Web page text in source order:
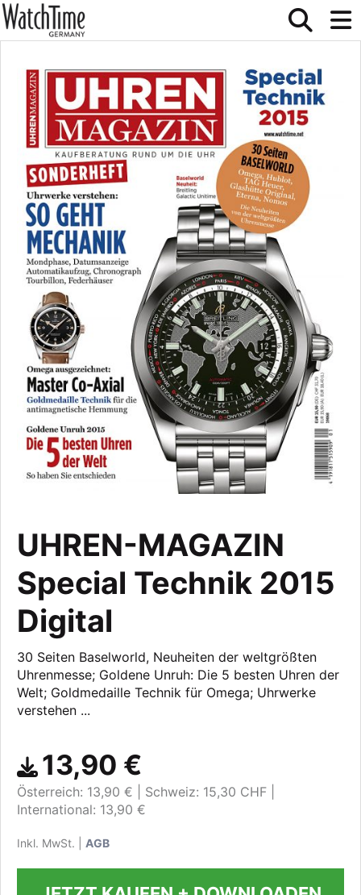
UHREN-MAGAZIN
Special Technik 2015
Digital
30 Seiten Baselworld, Neuheiten der weltgrößten
Uhrenmesse; Goldene Unruh: Die 5 besten Uhren der
Welt; Goldmedaille Technik für Omega; Uhrwerke
verstehen ...
13,90 €
Österreich: 13,90 €
Schweiz: 15,30 CHF
International: 13,90 €
Inkl. MwSt. | AGB